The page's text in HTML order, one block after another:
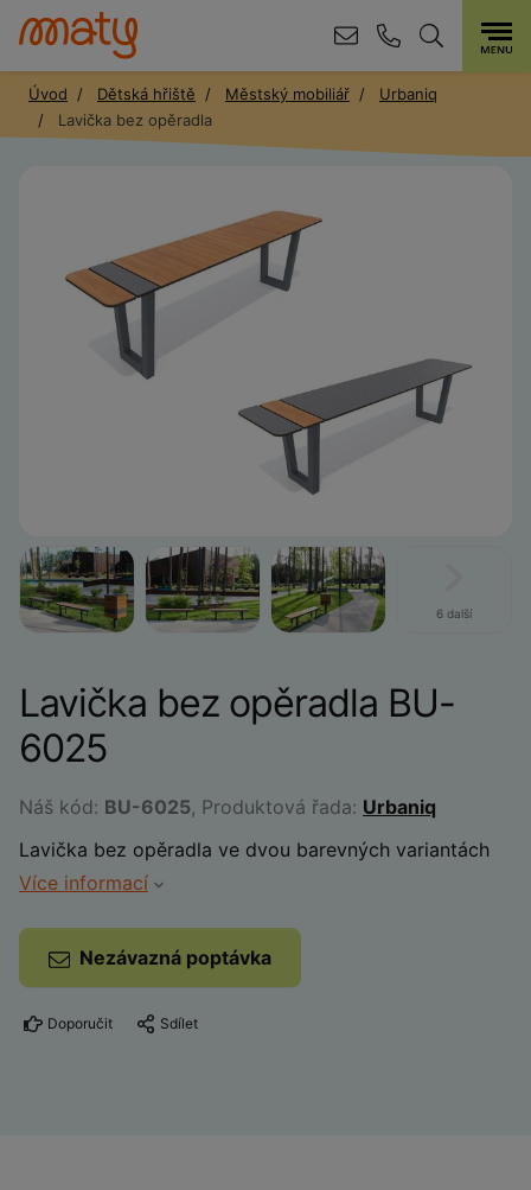
Úvod Dětská hřiště Městský mobiliář
Urbaniq
Lavička bez opěradla
6 další
Lavička bez opěradla BU-
6025
Náš kód: BU-6025, Produktová řada: Urbaniq
Lavička bez opěradla ve dvou barevných variantách
Více informací
Nezávazná poptávka
Doporučit Sdílet